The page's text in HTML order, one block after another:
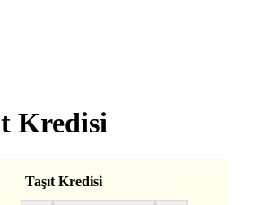
Kredisi
Taşıt Kredisi